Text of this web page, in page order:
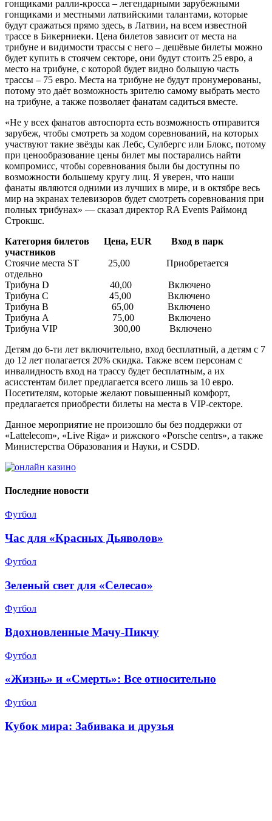
гонщиками ралли-кросса – легендарными зарубежными
гонщиками и местными латвийскими талантами, которые
будут сражаться прямо здесь, в Латвии, на всем известной
трассе в Бикерниеки. Цена билетов зависит от места на
трибуне и видимости трассы с него – дешёвые билеты можно
будет купить в стоячем секторе, они будут стоить 25 евро, а
место на трибуне, с которой будет видно большую часть
трассы – 75 евро. Места на трибуне не будут пронумерованы,
потому это даёт возможность зрителю самому выбрать место
на трибуне, а также позволяет фанатам садиться вместе.
«Не у всех фанатов автоспорта есть возможность отправится
зарубеж, чтобы смотреть за ходом соревнований, на которых
участвуют такие звёзды как Лебс, Сулбергс или Блокс, потому
при ценообразование цены билет мы постарались найти
компромисс, чтобы соревнования были бы доступны по
возможности большему кругу лиц. Я уверен, что наши
фанаты являются одними из лучших в мире, и в октябре весь
мир на экранах телевизоров будет смотреть соревнования при
полных трибунах» — сказал директор RA Events Раймонд
Строкшс.
Категория билетов Цена, EUR Вход в парк
участников
Стоячие места ST 25,00 Приобретается
отдельно
Трибуна D 40,00 Включено
Трибуна C 45,00 Включено
Трибуна B 65,00 Включено
Трибуна A 75,00 Включено
Трибуна VIP 300,00 Включено
Детям до 6-ти лет включительно, вход бесплатный, а детям с 7
до 12 лет полагается 20% скидка. Также всем персонам с
инвалидность вход на трассу будет бесплатным, а их
асисстентам билет предлагается всего лишь за 10 евро.
Посетителям, которые желают повышенный комфорт,
предлагается приобрести билеты на места в VIP-секторе.
Данное мероприятие не произошло бы без поддержки от
«Lattelecom», «Live Riga» и рижского «Porsche centrs», а также
Министерства Образования и Науки, и CSDD.
Последние новости
Футбол
Час для «Красных Дьяволов»
Футбол
Зеленый свет для «Селесао»
Футбол
Вдохновленные Мачу-Пикчу
Футбол
«Жизнь» и «Смерть»: Все относительно
Футбол
Кубок мира: Забивака и друзья